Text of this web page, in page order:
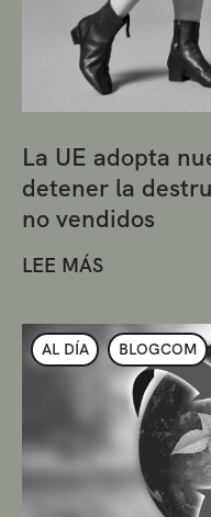
La UE adopta
detener la
no vendidos
LEE MÁS
AL DÍA BLOGCOM